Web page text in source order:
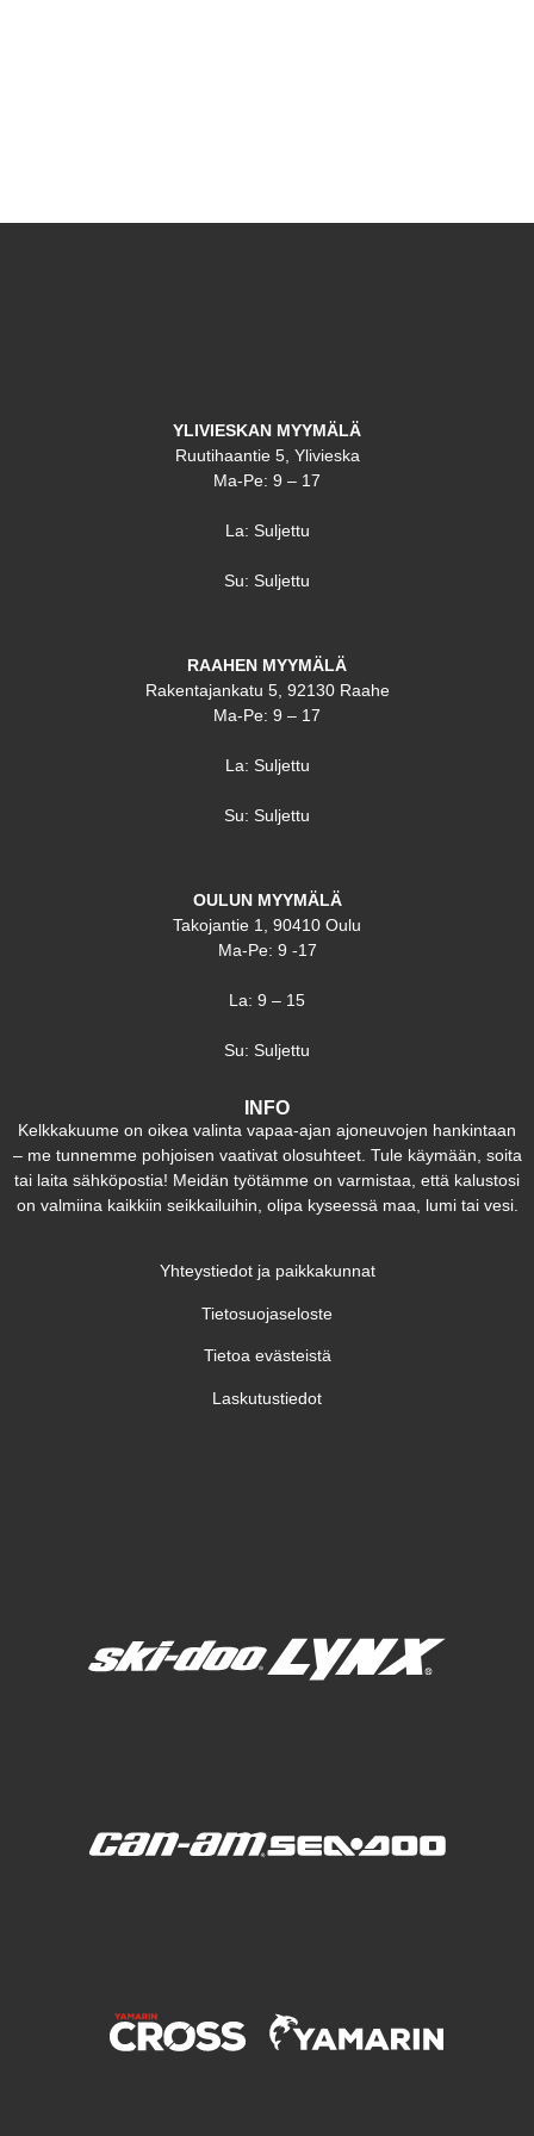
YLIVIESKAN MYYMÄLÄ
Ruutihaantie 5, Ylivieska
Ma-Pe: 9 – 17
La: Suljettu
Su: Suljettu
RAAHEN MYYMÄLÄ
Rakentajankatu 5, 92130 Raahe
Ma-Pe: 9 – 17
La: Suljettu
Su: Suljettu
OULUN MYYMÄLÄ
Takojantie 1, 90410 Oulu
Ma-Pe: 9 -17
La: 9 – 15
Su: Suljettu
INFO
Kelkkakuume on oikea valinta vapaa-ajan ajoneuvojen hankintaan
– me tunnemme pohjoisen vaativat olosuhteet. Tule käymään, soita
tai laita sähköpostia! Meidän työtämme on varmistaa, että kalustosi
on valmiina kaikkiin seikkailuihin, olipa kyseessä maa, lumi tai vesi.
Yhteystiedot ja paikkakunnat
Tietosuojaseloste
Tietoa evästeistä
Laskutustiedot